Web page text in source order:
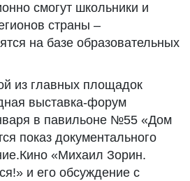
смогут школьники и
страны –
на базе образовательных
из главных площадок
выставка-форум
в павильоне №55 «Дом
показ документального
«Михаил Зорин.
и его обсуждение с